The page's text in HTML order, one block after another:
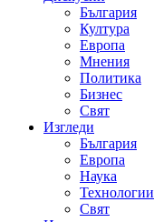
България
Култура
Европа
Мнения
Политика
Бизнес
Свят
Изгледи
България
Европа
Наука
Технологии
Свят